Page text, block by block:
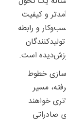
و کیفیت
و رابطه
است.
خطوط
مسیر
خواهند
صادراتی